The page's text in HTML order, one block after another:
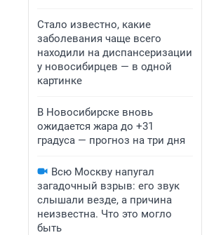
Стало известно, какие
заболевания чаще всего
находили на диспансеризации
у новосибирцев — в одной
картинке
В Новосибирске вновь
ожидается жара до +31
градуса — прогноз на три дня
Всю Москву напугал
загадочный взрыв: его звук
слышали везде, а причина
неизвестна. Что это могло
быть